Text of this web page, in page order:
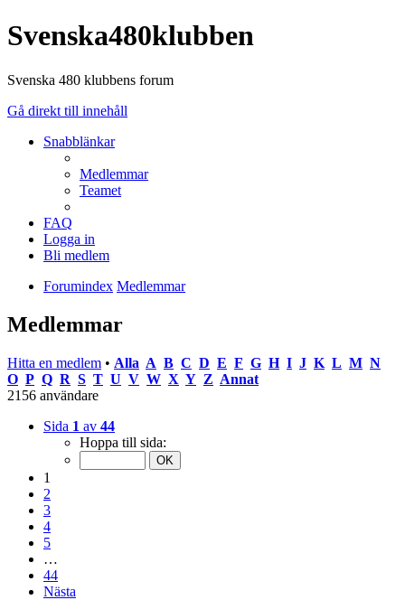
Svenska480klubben
Svenska 480 klubbens forum
Gå direkt till innehåll
Snabblänkar
Medlemmar
Teamet
FAQ
Logga in
Bli medlem
Forumindex Medlemmar
Medlemmar
Hitta en medlem • Alla A B C D E F G H I J K L M N
O P Q R S T U V W X Y Z Annat
2156 användare
Sida 1 av 44
Hoppa till sida:
1
2
3
4
5
…
44
Nästa